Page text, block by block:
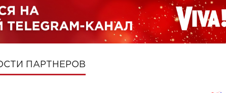
ПАРТНЕРОВ